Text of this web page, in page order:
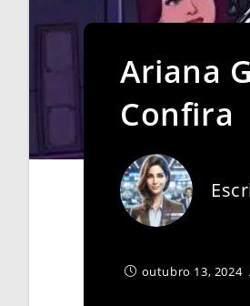
Ariana
Confira
outubro 13, 2024